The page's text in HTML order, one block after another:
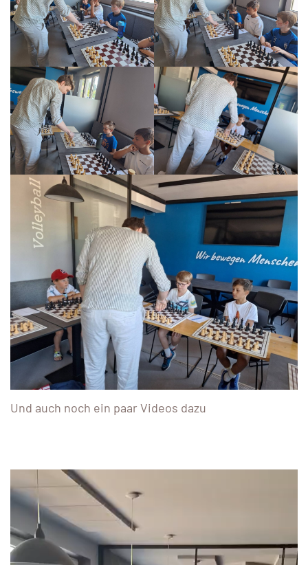
Und auch noch ein paar Videos dazu